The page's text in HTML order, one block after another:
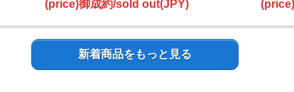
(price)御成約/sold out(JPY)
新着商品をもっと見る